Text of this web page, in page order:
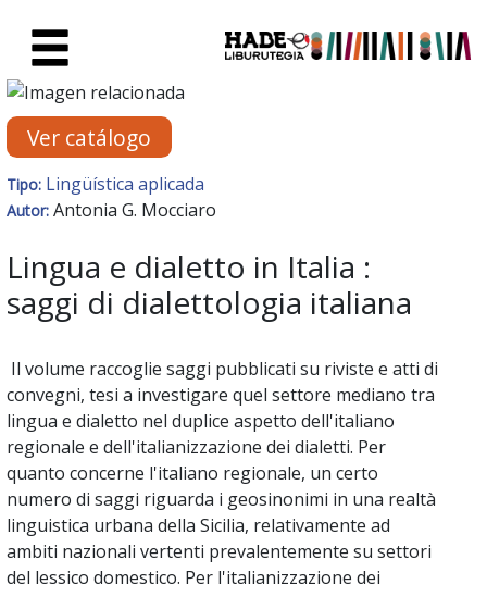
Ficha de Novedades -
Ver catálogo
Tipo: Lingüística aplicada
Autor: Antonia G. Mocciaro
Lingua e dialetto in Italia :
saggi di dialettologia italiana
Il volume raccoglie saggi pubblicati su riviste e atti di
convegni, tesi a investigare quel settore mediano tra
lingua e dialetto nel duplice aspetto dell'italiano
regionale e dell'italianizzazione dei dialetti. Per
quanto concerne l'italiano regionale, un certo
numero di saggi riguarda i geosinonimi in una realtà
linguistica urbana della Sicilia, relativamente ad
ambiti nazionali vertenti prevalentemente su settori
del lessico domestico. Per l'italianizzazione dei